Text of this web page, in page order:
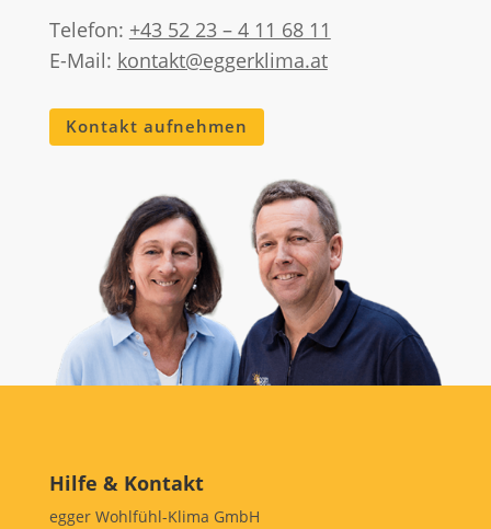
Telefon: +43 52 23 – 4 11 68 11
E-Mail: kontakt@eggerklima.at
Kontakt aufnehmen
Hilfe & Kontakt
egger Wohlfühl-Klima GmbH